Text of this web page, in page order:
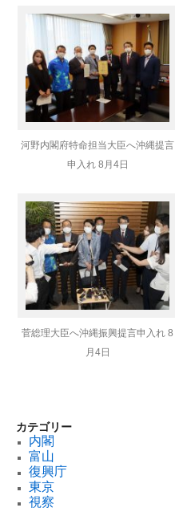
河野内閣府特命担当大臣へ沖縄提言
申入れ 8月4日
菅総理大臣へ沖縄振興提言申入れ 8
月4日
カテゴリー
内閣
富山
復興庁
東京
視察